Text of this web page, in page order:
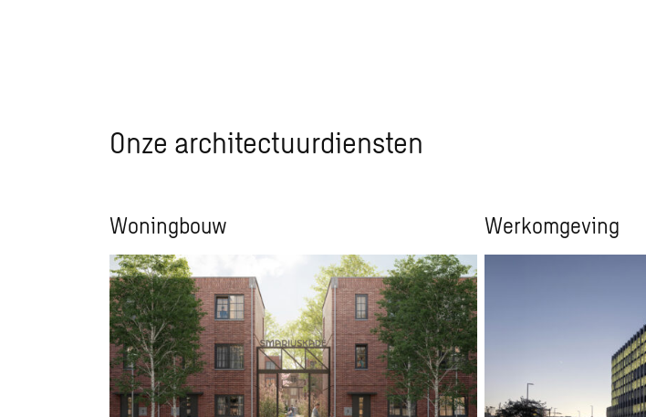
Onze architectuurdiensten
Woningbouw Werkomgeving